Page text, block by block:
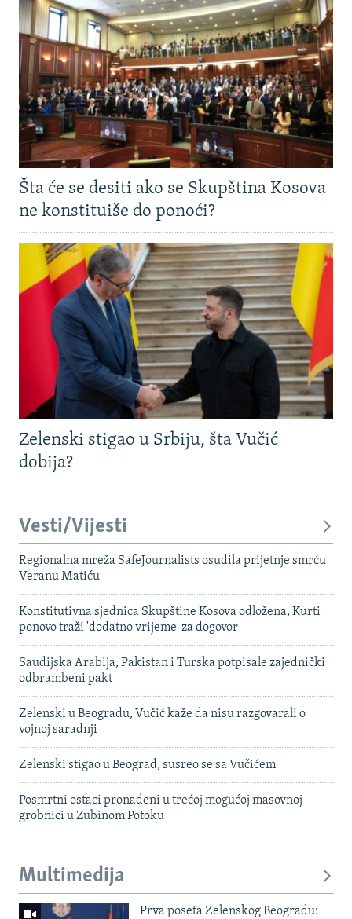
POST SCRIPTUM
MOJA EVROPA
TRI DECENIJE OD RATA U BIH
SVE KARTE DEJTONA
NASTANAK I RASPAD JUGOSLAVIJE
Šta će se desiti ako se Skupština Kosova
ne konstituiše do ponoći?
Zelenski stigao u Srbiju, šta Vučić
dobija?
Vesti/Vijesti
Regionalna mreža SafeJournalists osudila prijetnje smrću
Veranu Matiću
Konstitutivna sjednica Skupštine Kosova odložena, Kurti
ponovo traži 'dodatno vrijeme' za dogovor
Saudijska Arabija, Pakistan i Turska potpisale zajednički
odbrambeni pakt
Zelenski u Beogradu, Vučić kaže da nisu razgovarali o
vojnoj saradnji
Zelenski stigao u Beograd, susreo se sa Vučićem
Posmrtni ostaci pronađeni u trećoj mogućoj masovnoj
grobnici u Zubinom Potoku
Multimedija
Prva poseta Zelenskog Beogradu: